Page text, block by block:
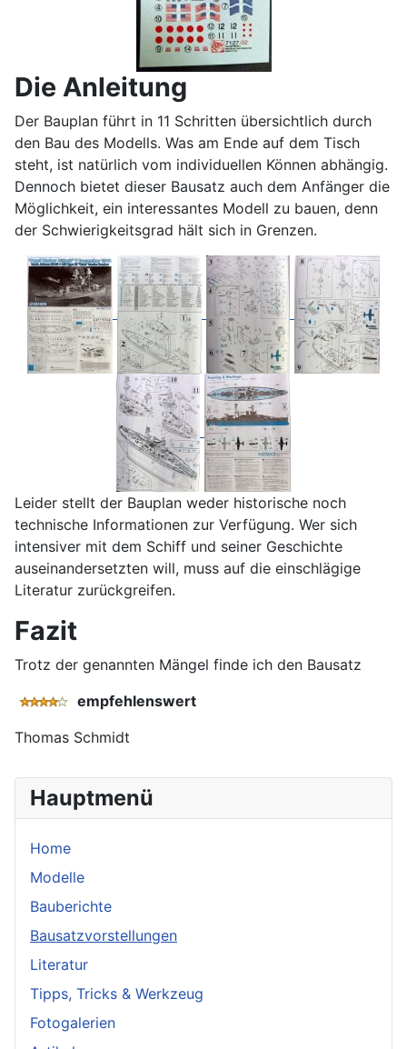
Hauptmenü
Home
Modelle
Bauberichte
Bausatzvorstellungen
Literatur
Tipps, Tricks & Werkzeug
Fotogalerien
Die Anleitung
Der Bauplan führt in 11 Schritten übersichtlich durch
den Bau des Modells. Was am Ende auf dem Tisch
steht, ist natürlich vom individuellen Können abhängig.
Dennoch bietet dieser Bausatz auch dem Anfänger die
Möglichkeit, ein interessantes Modell zu bauen, denn
der Schwierigkeitsgrad hält sich in Grenzen.
Leider stellt der Bauplan weder historische noch
technische Informationen zur Verfügung. Wer sich
intensiver mit dem Schiff und seiner Geschichte
auseinandersetzten will, muss auf die einschlägige
Literatur zurückgreifen.
Fazit
Trotz der genannten Mängel finde ich den Bausatz
empfehlenswert
Thomas Schmidt